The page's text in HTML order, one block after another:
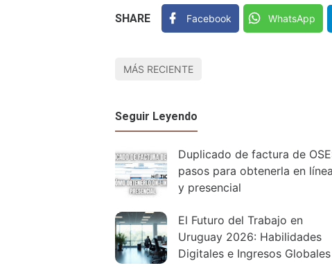
SHARE Facebook WhatsApp
MÁS RECIENTE
Seguir Leyendo
Duplicado de factura de
pasos para obtenerla en línea
y presencial
El Futuro del Trabajo en
Uruguay 2026: Habilidades
Digitales e Ingresos Globales